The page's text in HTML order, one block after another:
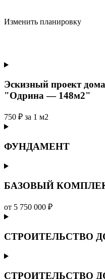
Изменить планировку
Эскизный проект дома
"Одрина — 148м2"
750 ₽ за 1 м2
ФУНДАМЕНТ
БАЗОВЫЙ
от 5 750 000 ₽
СТРОИТЕЛЬСТВО
СТРОИТЕЛЬСТВО